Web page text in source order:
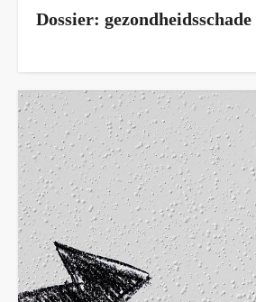
Dossier: gezondheidsschade